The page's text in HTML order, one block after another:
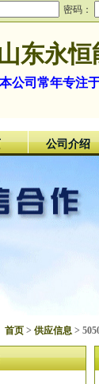
密码：
东永恒
本公司常年专注
公司介绍
首页 > 供应信息 >